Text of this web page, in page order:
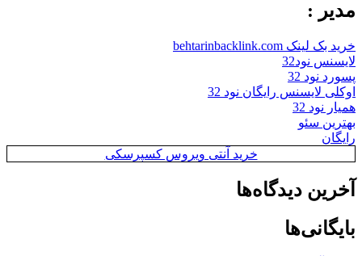
مدیر :
خرید بک لینک behtarinbacklink.com
لایسنس نود32
پسورد نود 32
اوکلی لایسنس رایگان نود 32
همیار نود 32
بهترین سئو
رایگان
خرید آنتی ویروس کسپرسکی
آخرین دیدگاه‌ها
بایگانی‌ها